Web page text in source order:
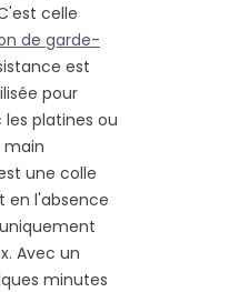
celle
de garde-
est
pour
platines ou
main
une colle
en l'absence
Avec un
minutes